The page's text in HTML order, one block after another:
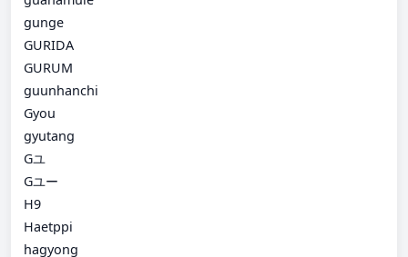
gunge
GURIDA
GURUM
guunhanchi
Gyou
gyutang
Gユ
Gユー
H9
Haetppi
hagyong